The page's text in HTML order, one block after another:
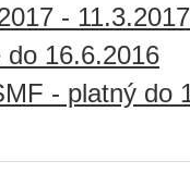
- 11.3.2017
16.6.2016
- platný do